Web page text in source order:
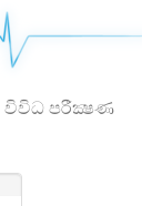
විවිධ පරීක්‍ෂණ